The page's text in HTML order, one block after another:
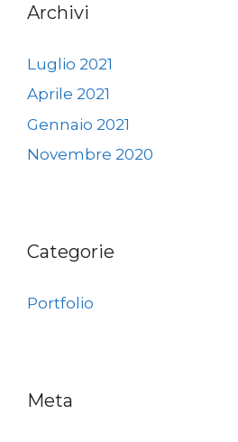
Archivi
Luglio 2021
Aprile 2021
Gennaio 2021
Novembre 2020
Categorie
Portfolio
Meta